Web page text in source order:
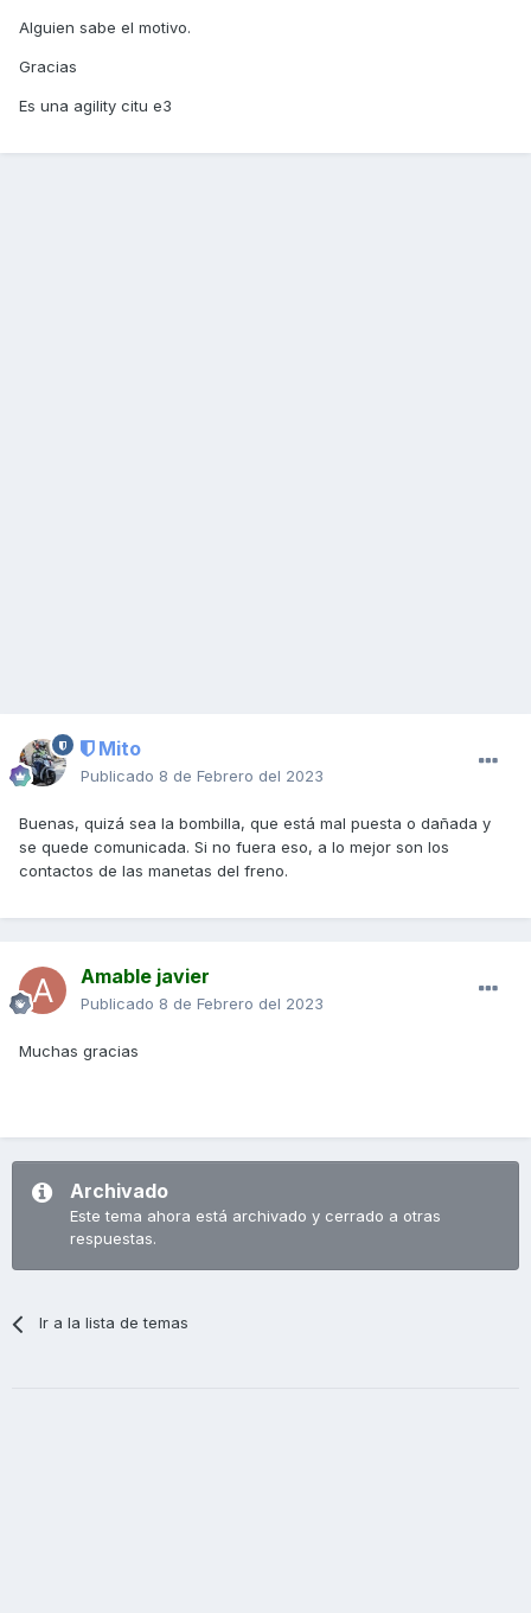
Alguien sabe el motivo.
Gracias
Es una agility citu e3
Mito
Publicado 8 de Febrero del 2023
Buenas, quizá sea la bombilla, que está mal puesta o dañada y
se quede comunicada. Si no fuera eso, a lo mejor son los
contactos de las manetas del freno.
Amable javier
Publicado 8 de Febrero del 2023
Muchas gracias
Archivado
Este tema ahora está archivado y cerrado a otras
respuestas.
Ir a la lista de temas